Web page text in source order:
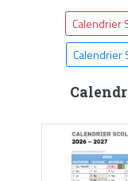
Calendrier
Calendrier